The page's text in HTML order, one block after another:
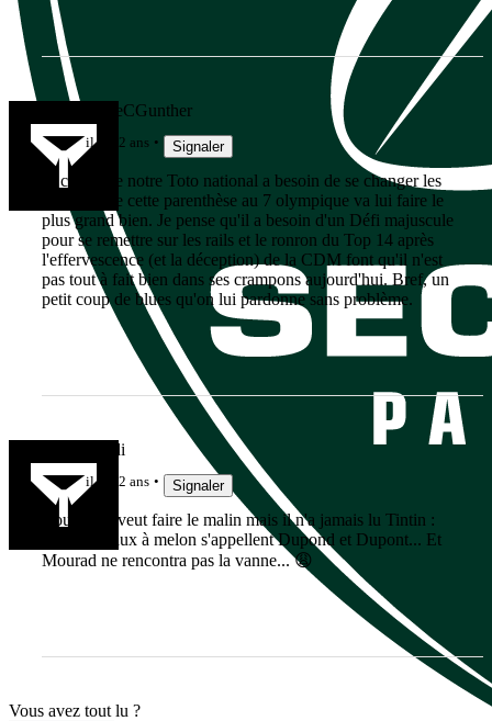
lebonbernieCGunther
il y a 2 ans Signaler
Je crois que notre Toto national a besoin de se changer les
idées et que cette parenthèse au 7 olympique va lui faire le
plus grand bien. Je pense qu'il a besoin d'un Défi majuscule
pour se remettre sur les rails et le ronron du Top 14 après
l'effervescence (et la déception) de la CDM font qu'il n'est
pas tout à fait bien dans ses crampons aujourd'hui. Bref, un
petit coup de blues qu'on lui pardonne sans problème.
ginobigoudi
il y a 2 ans Signaler
Boudjellal veut faire le malin mais il n'a jamais lu Tintin :
les 2 jumeaux à melon s'appellent Dupond et Dupont... Et
Mourad ne rencontra pas la vanne... 😩
Vous avez tout lu ?